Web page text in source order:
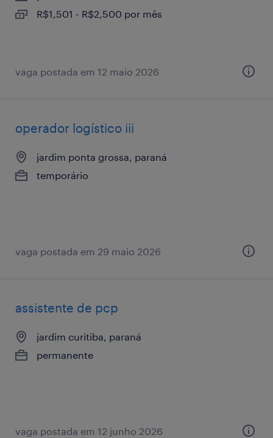
R$1,501 - R$2,500 por mês
vaga postada em 12 maio 2026
operador logístico iii
jardim ponta grossa, paraná
temporário
vaga postada em 29 maio 2026
assistente de pcp
jardim curitiba, paraná
permanente
vaga postada em 12 junho 2026